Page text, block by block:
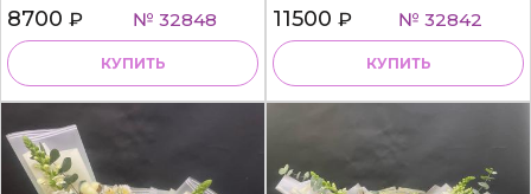
8700 ₽ № 32848
КУПИТЬ
11500 ₽ № 32842
КУПИТЬ